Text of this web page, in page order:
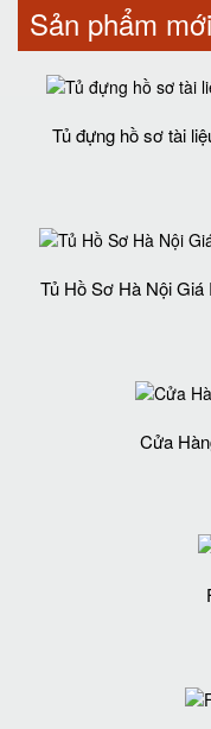
Sản phẩm
Tủ đựng hồ sơ tài
Tủ Hồ Sơ Hà Nội
Cửa